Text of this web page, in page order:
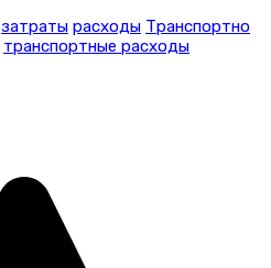
затраты расходы Транспортно
транспортные расходы